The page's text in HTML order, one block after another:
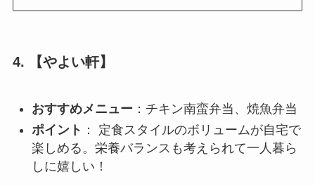
4. 【やよい軒】
おすすめメニュー ：チキン南蛮弁当、焼魚弁当
ポイント ： 定食スタイルのボリュームが自宅で
楽しめる。栄養バランスも考えられて一人暮ら
しに嬉しい！